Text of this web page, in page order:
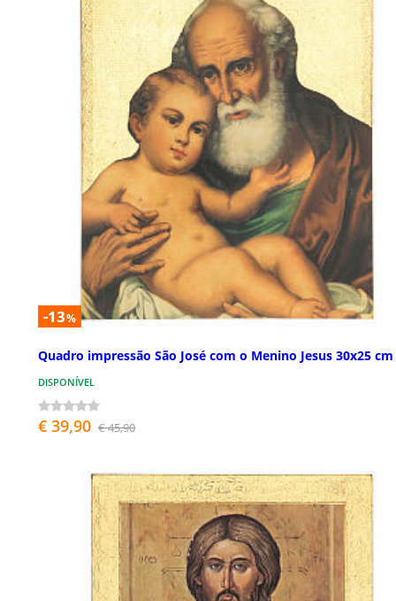
-13%
Quadro impressão São José com o Menino Jesus 30x25 cm
DISPONÍVEL
€ 39,90 € 45,90